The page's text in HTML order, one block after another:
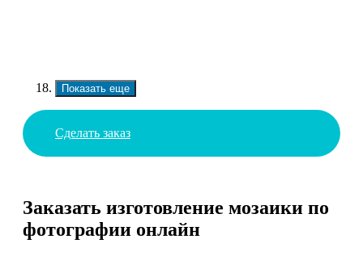
Показать еще
Сделать заказ
Заказать изготовление мозаики по
фотографии онлайн